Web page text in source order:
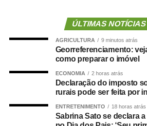
Cuiabá, que é de todos nós mato-
parlamento mais antigo do Centro-
O concurso público foi realizado para
vagas e formação de cadastro de
níveis médio e superior, contemplando
ÚLTIMAS NOTÍCIAS
AGRICULTURA 9 minutos atrás
Georreferenciamento:
como preparar o imóvel
ECONOMIA 2 horas atrás
Declaração do imposto
rurais pode ser feita por
ENTRETENIMENTO 18 horas atrás
Sabrina Sato se declara